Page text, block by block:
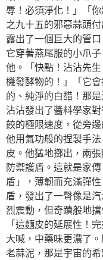
辱！必須淨化！」「
之九十五的邪惡蒜頭
露出了一個巨大的管
它穿著燕尾服的小爪
他。「快點！沾沾先
機發酵物的！」「它
的、純淨的白醋！那
沾沾發出了醬料學家
餃的極限速度，從旁
他用氣功般的捏製手
皮。他猛地擲出，兩
防禦護盾。這就是家
盾」，薄韌而充滿彈
盾，發出了一聲像是汽
烈震動，但奇蹟般地
「這麵皮的延展性！
大喊，中藥味更濃了
老蒜泥，那是宇宙的